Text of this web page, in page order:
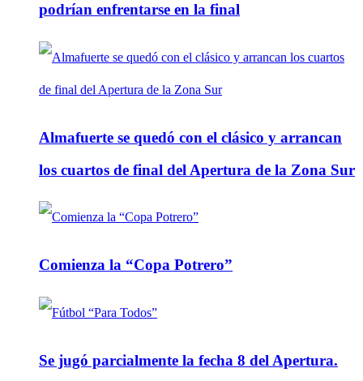
podrían enfrentarse en la final
Almafuerte se quedó con el clásico y arrancan
los cuartos de final del Apertura de la Zona Sur
Comienza la “Copa Potrero”
Se jugó parcialmente la fecha 8 del Apertura.